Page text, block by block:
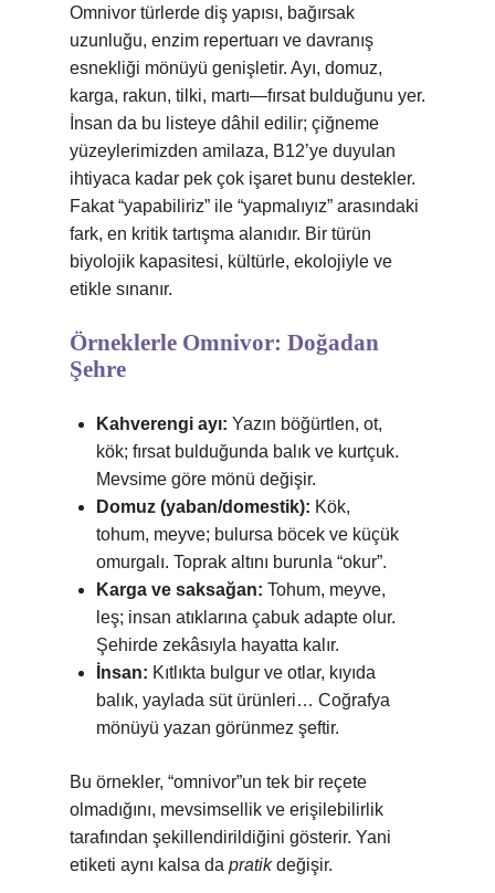
Omnivor türlerde diş yapısı, bağırsak
uzunluğu, enzim repertuarı ve davranış
esnekliği mönüyü genişletir. Ayı, domuz,
karga, rakun, tilki, martı—fırsat bulduğunu yer.
İnsan da bu listeye dâhil edilir; çiğneme
yüzeylerimizden amilaza, B12’ye duyulan
ihtiyaca kadar pek çok işaret bunu destekler.
Fakat “yapabiliriz” ile “yapmalıyız” arasındaki
fark, en kritik tartışma alanıdır. Bir türün
biyolojik kapasitesi, kültürle, ekolojiyle ve
etikle sınanır.
Örneklerle Omnivor: Doğadan
Şehre
Kahverengi ayı: Yazın böğürtlen, ot,
kök; fırsat bulduğunda balık ve kurtçuk.
Mevsime göre mönü değişir.
Domuz (yaban/domestik): Kök,
tohum, meyve; bulursa böcek ve küçük
omurgalı. Toprak altını burunla “okur”.
Karga ve saksağan: Tohum, meyve,
leş; insan atıklarına çabuk adapte olur.
Şehirde zekâsıyla hayatta kalır.
İnsan: Kıtlıkta bulgur ve otlar, kıyıda
balık, yaylada süt ürünleri… Coğrafya
mönüyü yazan görünmez şeftir.
Bu örnekler, “omnivor”un tek bir reçete
olmadığını, mevsimsellik ve erişilebilirlik
tarafından şekillendirildiğini gösterir. Yani
etiketi aynı kalsa da pratikdeğişir.